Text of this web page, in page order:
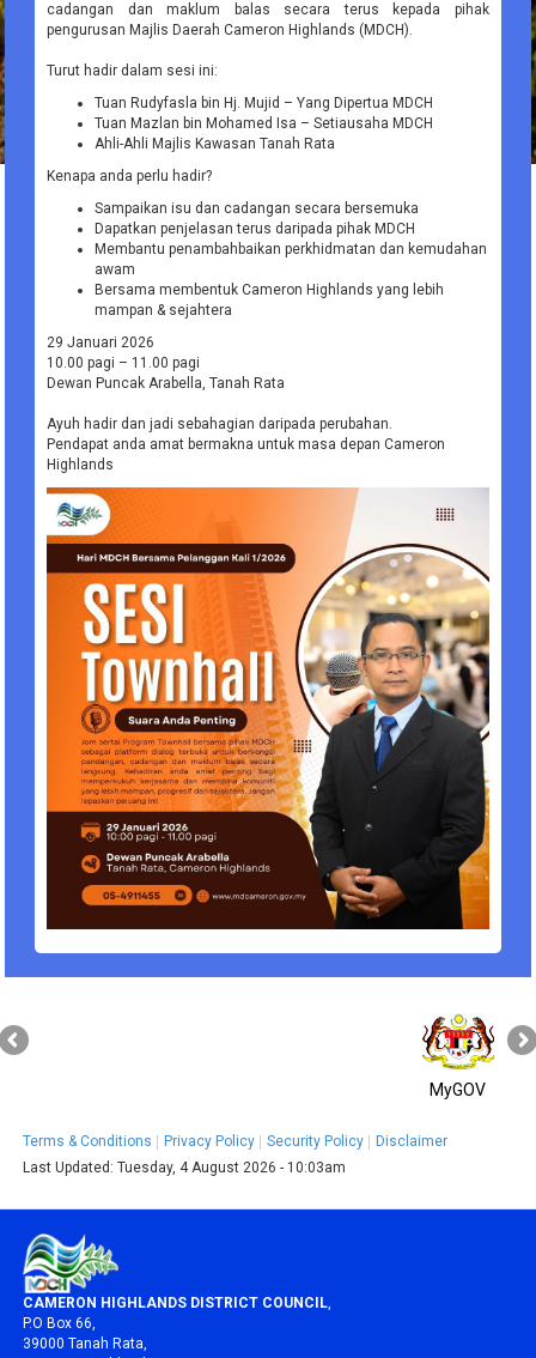
cadangan dan maklum balas secara terus kepada pihak
pengurusan Majlis Daerah Cameron Highlands (MDCH).
Turut hadir dalam sesi ini:
Tuan Rudyfasla bin Hj. Mujid – Yang Dipertua MDCH
Tuan Mazlan bin Mohamed Isa – Setiausaha MDCH
Ahli-Ahli Majlis Kawasan Tanah Rata
Kenapa anda perlu hadir?
Sampaikan isu dan cadangan secara bersemuka
Dapatkan penjelasan terus daripada pihak MDCH
Membantu penambahbaikan perkhidmatan dan kemudahan
awam
Bersama membentuk Cameron Highlands yang lebih
mampan & sejahtera
29 Januari 2026
10.00 pagi – 11.00 pagi
Dewan Puncak Arabella, Tanah Rata
Ayuh hadir dan jadi sebahagian daripada perubahan.
Pendapat anda amat bermakna untuk masa depan Cameron
Highlands
MyGOV
Terms & Conditions Privacy Policy Security Policy
Disclaimer
Last Updated:Tuesday, 4 August 2026 - 10:03am
CAMERON HIGHLANDS DISTRICT COUNCIL,
P.O Box 66,
39000 Tanah Rata,